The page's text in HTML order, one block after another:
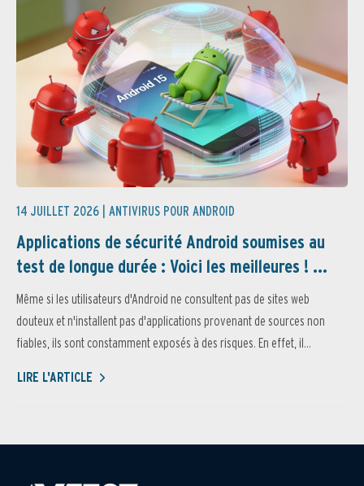
14 JUILLET 2026 | ANTIVIRUS POUR ANDROID
Applications de sécurité Android soumises au
test de longue durée : Voici les meilleures ! ...
Même si les utilisateurs d'Android ne consultent pas de sites web
douteux et n'installent pas d'applications provenant de sources non
fiables, ils sont constamment exposés à des risques. En effet, il...
LIRE L'ARTICLE